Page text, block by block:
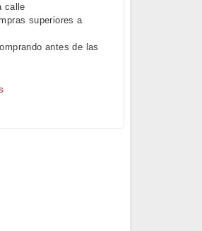
calle
superiores a
antes de las